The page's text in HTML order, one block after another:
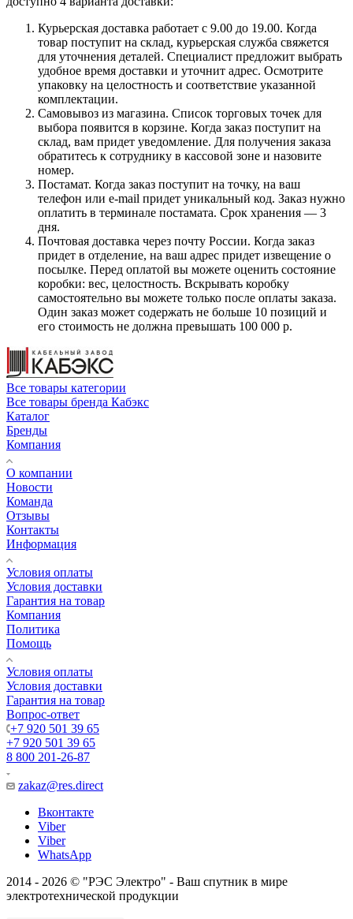
Курьерская доставка работает с 9.00 до 19.00. Когда
товар поступит на склад, курьерская служба свяжется
для уточнения деталей. Специалист предложит выбрать
удобное время доставки и уточнит адрес. Осмотрите
упаковку на целостность и соответствие указанной
комплектации.
Самовывоз из магазина. Список торговых точек для
выбора появится в корзине. Когда заказ поступит на
склад, вам придет уведомление. Для получения заказа
обратитесь к сотруднику в кассовой зоне и назовите
номер.
Постамат. Когда заказ поступит на точку, на ваш
телефон или e-mail придет уникальный код. Заказ нужно
оплатить в терминале постамата. Срок хранения — 3
дня.
Почтовая доставка через почту России. Когда заказ
придет в отделение, на ваш адрес придет извещение о
посылке. Перед оплатой вы можете оценить состояние
коробки: вес, целостность. Вскрывать коробку
самостоятельно вы можете только после оплаты заказа.
Один заказ может содержать не больше 10 позиций и
его стоимость не должна превышать 100 000 р.
Все товары категории
Все товары бренда Кабэкс
Каталог
Бренды
Компания
О компании
Новости
Команда
Отзывы
Контакты
Информация
Условия оплаты
Условия доставки
Гарантия на товар
Компания
Политика
Помощь
Условия оплаты
Условия доставки
Гарантия на товар
Вопрос-ответ
+7 920 501 39 65
+7 920 501 39 65
8 800 201-26-87
zakaz@res.direct
Вконтакте
Viber
Viber
WhatsApp
2014 - 2026 © "РЭС Электро" - Ваш спутник в мире
электротехнической продукции